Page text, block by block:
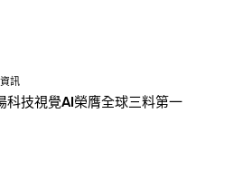
訊
科技視覺AI榮膺全球三料第一